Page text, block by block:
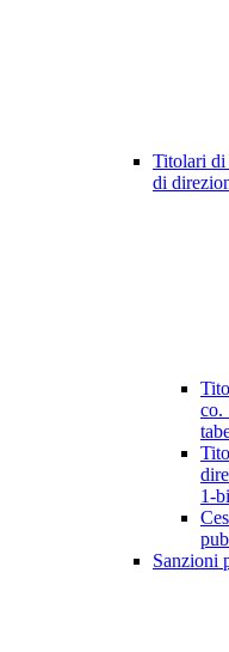
Titolari di
di
co.
1-
Sanzioni